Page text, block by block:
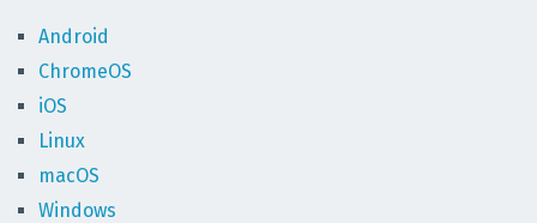
Android
ChromeOS
iOS
Linux
macOS
Windows